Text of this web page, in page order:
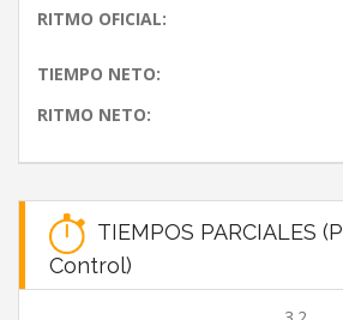
RITMO OFICIAL:
TIEMPO NETO:
RITMO NETO:
TIEMPOS PARCIALES
Control)